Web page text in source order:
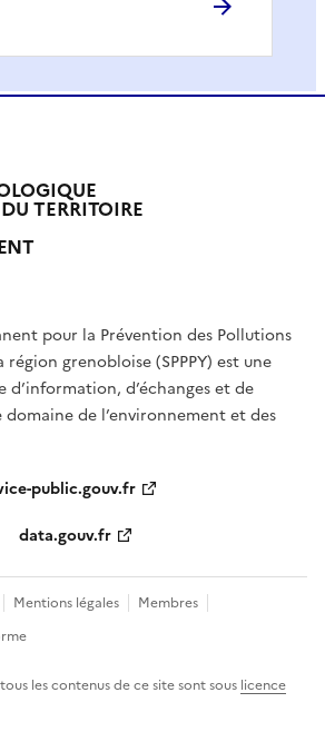
TERRITOIRE
pour la Prévention des Pollutions
région grenobloise (SPPPY) est une
d’information, d’échanges et de
de l’environnement et des
public.gouv.fr
data.gouv.fr
Mentions légales
Membres
les contenus de ce site sont sous licence